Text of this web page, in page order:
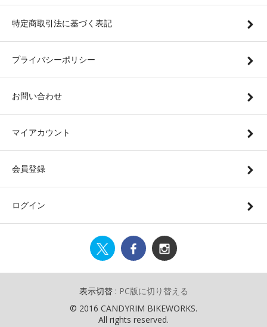
特定商取引法に基づく表記
プライバシーポリシー
お問い合わせ
マイアカウント
会員登録
ログイン
表示切替 : PC版に切り替える
© 2016 CANDYRIM BIKEWORKS.
All rights reserved.